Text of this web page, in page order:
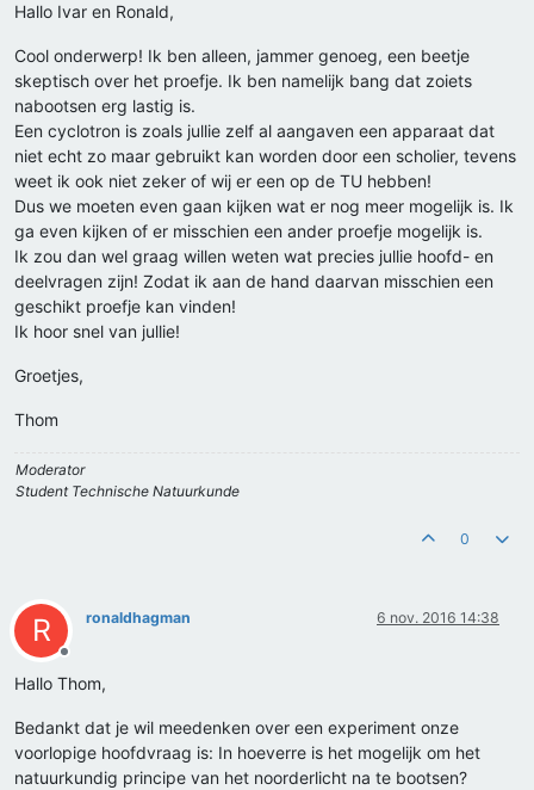
Hallo Ivar en Ronald,
Cool onderwerp! Ik ben alleen, jammer genoeg, een beetje
skeptisch over het proefje. Ik ben namelijk bang dat zoiets
nabootsen erg lastig is.
Een cyclotron is zoals jullie zelf al aangaven een apparaat dat
niet echt zo maar gebruikt kan worden door een scholier, tevens
weet ik ook niet zeker of wij er een op de TU hebben!
Dus we moeten even gaan kijken wat er nog meer mogelijk is. Ik
ga even kijken of er misschien een ander proefje mogelijk is.
Ik zou dan wel graag willen weten wat precies jullie hoofd- en
deelvragen zijn! Zodat ik aan de hand daarvan misschien een
geschikt proefje kan vinden!
Ik hoor snel van jullie!
Groetjes,
Thom
Moderator
Student Technische Natuurkunde
0
R
Offline
ronaldhagman 6 nov. 2016 14:38
Hallo Thom,
Bedankt dat je wil meedenken over een experiment onze
voorlopige hoofdvraag is: In hoeverre is het mogelijk om het
natuurkundig principe van het noorderlicht na te bootsen?